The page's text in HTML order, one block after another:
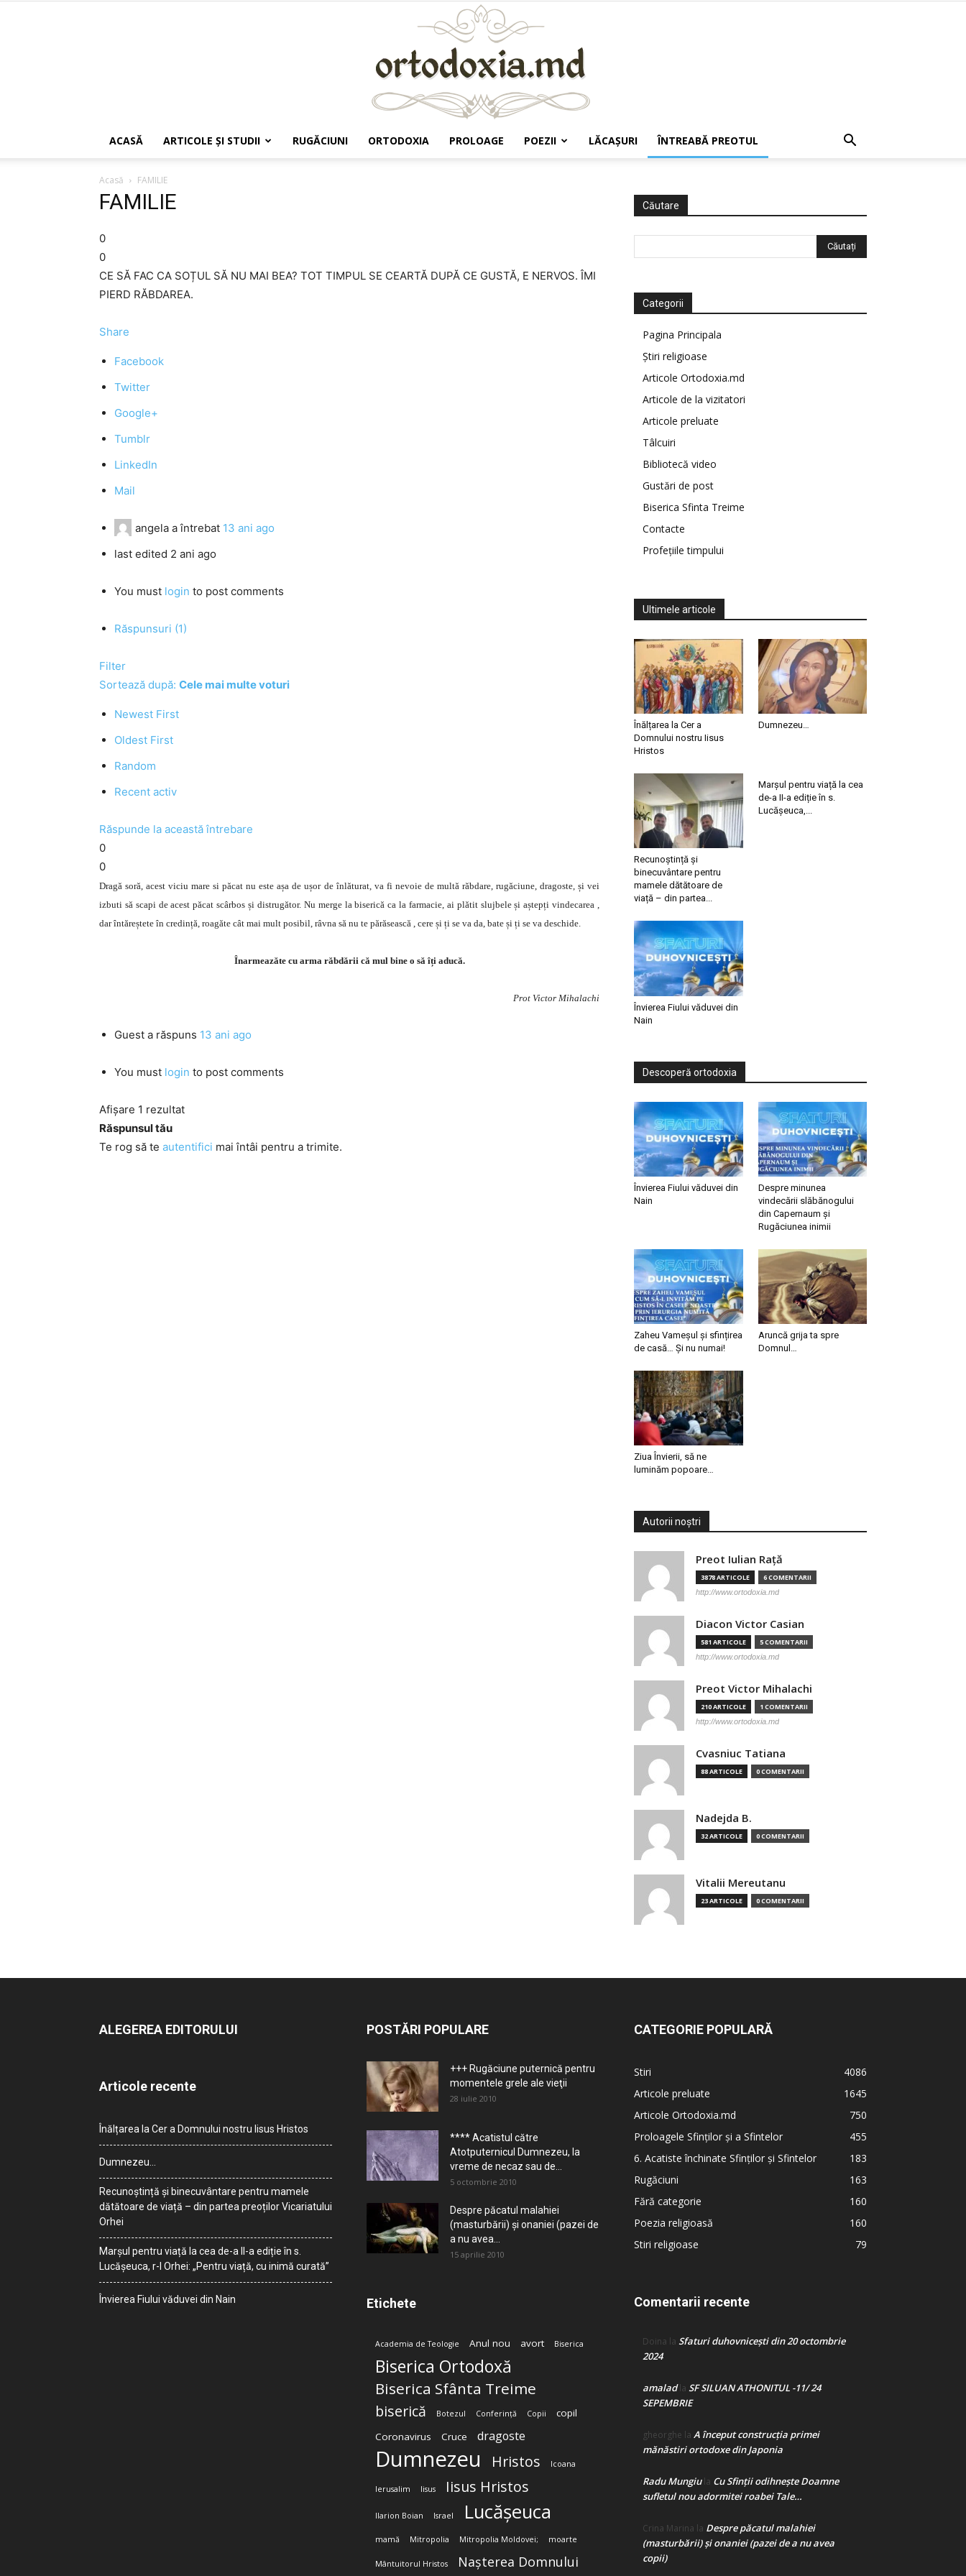
ACASĂ ARTICOLE ŞI STUDII RUGĂCIUNI ORTODOXIA PROLOAGE POEZII LĂCAŞURI ÎNTREABĂ PREOTUL
Acasă FAMILIE
FAMILIE
0
0
CE SĂ FAC CA SOȚUL SĂ NU MAI BEA? TOT TIMPUL SE CEARTĂ DUPĂ CE GUSTĂ, E NERVOS. ÎMI
PIERD RĂBDAREA.
Share
Facebook
Twitter
Google+
Tumblr
LinkedIn
Mail
angela a întrebat 13 ani ago
last edited 2 ani ago
You must login to post comments
Răspunsuri (1)
Filter
Sortează după: Cele mai multe voturi
Newest First
Oldest First
Random
Recent activ
Răspunde la această întrebare
0
0
Dragă soră, acest viciu mare si păcat nu este așa de ușor de înlăturat, va fi nevoie de multă răbdare, rugăciune, dragoste, și vei
izbuti să scapi de acest păcat scârbos și distrugător. Nu merge la biserică ca la farmacie, ai plătit slujbele și aștepți vindecarea ,
dar întăreștete în credință, roagăte cât mai mult posibil, râvna să nu te părăsească , cere și ți se va da, bate și ți se va deschide.
Înarmeazăte cu arma răbdării că mul bine o să îți aducă.
Prot Victor Mihalachi
Guest a răspuns 13 ani ago
You must login to post comments
Afișare 1 rezultat
Răspunsul tău
Te rog să te autentifici mai întâi pentru a trimite.
Căutare
Categorii
Pagina Principala
Știri religioase
Articole Ortodoxia.md
Articole de la vizitatori
Articole preluate
Tâlcuiri
Bibliotecă video
Gustări de post
Biserica Sfinta Treime
Contacte
Profețiile timpului
Ultimele articole
Înălțarea la Cer a
Domnului nostru Iisus
Hristos
Dumnezeu…
Recunoștință și
binecuvântare pentru
mamele dătătoare de
viață – din partea...
Marșul pentru viață la cea
de-a II-a ediție în s.
Lucășeuca,...
Învierea Fiului văduvei din
Nain
Descoperă ortodoxia
Învierea Fiului văduvei din
Nain
Despre minunea
vindecării slăbănogului
din Capernaum și
Rugăciunea inimii
Zaheu Vameșul și sfințirea
de casă… Și nu numai!
Aruncă grija ta spre
Domnul…
Ziua Învierii, să ne
luminăm popoare…
Autorii noștri
Preot Iulian Raţă
3878 ARTICOLE 6 COMENTARII
http://www.ortodoxia.md
Diacon Victor Casian
581 ARTICOLE 5 COMENTARII
http://www.ortodoxia.md
Preot Victor Mihalachi
210 ARTICOLE 1 COMENTARII
http://www.ortodoxia.md
Cvasniuc Tatiana
88 ARTICOLE 0 COMENTARII
Nadejda B.
32 ARTICOLE 0 COMENTARII
Vitalii Mereutanu
23 ARTICOLE 0 COMENTARII
ALEGEREA EDITORULUI
Articole recente
Înălțarea la Cer a Domnului nostru Iisus Hristos
Dumnezeu…
Recunoștință și binecuvântare pentru mamele
dătătoare de viață – din partea preoților Vicariatului
Orhei
Marșul pentru viață la cea de-a II-a ediție în s.
Lucășeuca, r-l Orhei: „Pentru viață, cu inimă curată”
Învierea Fiului văduvei din Nain
POSTĂRI POPULARE
+++ Rugăciune puternică pentru
momentele grele ale vieţii
28 iulie 2010
**** Acatistul către
Atotputernicul Dumnezeu, la
vreme de necaz sau de...
5 octombrie 2010
Despre păcatul malahiei
(masturbării) şi onaniei (pazei de
a nu avea...
15 aprilie 2010
Etichete
Academia de Teologie Anul nou avort Biserica
Biserica Ortodoxă
Biserica Sfânta Treime
biserică Botezul Conferință Copii
copil
Coronavirus
Cruce dragoste
Dumnezeu Hristos Icoana
Ierusalim Iisus Iisus Hristos
Ilarion Boian Israel Lucășeuca
mamă Mitropolia Mitropolia Moldovei; moarte
Mântuitorul Hristos Nașterea Domnului
CATEGORIE POPULARĂ
Stiri
4086
Articole preluate
1645
Articole Ortodoxia.md
750
Proloagele Sfinților și a Sfintelor
455
6. Acatiste închinate Sfinților și Sfintelor
183
Rugăciuni
163
Fără categorie
160
Poezia religioasă
160
Stiri religioase
79
Comentarii recente
Doina la Sfaturi duhovnicești din 20 octombrie
2024
amaladla SF SILUAN ATHONITUL -11/ 24
SEPEMBRIE
gheorghe la A început construcţia primei
mănăstiri ortodoxe din Japonia
Radu Mungiula Cu Sfinții odihnește Doamne
sufletul nou adormitei roabei Tale…
Crina Marina la Despre păcatul malahiei
(masturbării) şi onaniei (pazei de a nu avea
copii)